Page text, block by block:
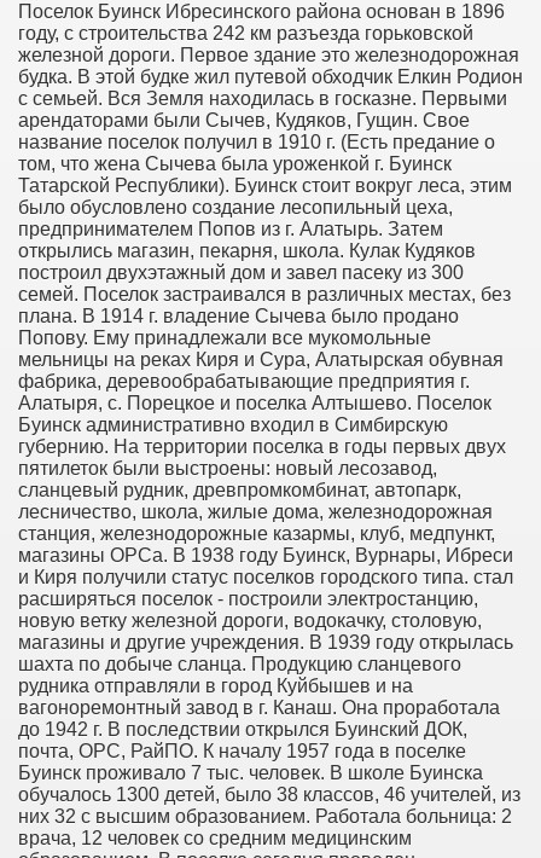
Поселок Буинск Ибресинского района основан в 1896
году, с строительства 242 км разъезда горьковской
железной дороги. Первое здание это железнодорожная
будка. В этой будке жил путевой обходчик Елкин Родион
с семьей. Вся Земля находилась в госказне. Первыми
арендаторами были Сычев, Кудяков, Гущин. Свое
название поселок получил в 1910 г. (Есть предание о
том, что жена Сычева была уроженкой г. Буинск
Татарской Республики). Буинск стоит вокруг леса, этим
было обусловлено создание лесопильный цеха,
предпринимателем Попов из г. Алатырь. Затем
открылись магазин, пекарня, школа. Кулак Кудяков
построил двухэтажный дом и завел пасеку из 300
семей. Поселок застраивался в различных местах, без
плана. В 1914 г. владение Сычева было продано
Попову. Ему принадлежали все мукомольные
мельницы на реках Киря и Сура, Алатырская обувная
фабрика, деревообрабатывающие предприятия г.
Алатыря, с. Порецкое и поселка Алтышево. Поселок
Буинск административно входил в Симбирскую
губернию. На территории поселка в годы первых двух
пятилеток были выстроены: новый лесозавод,
сланцевый рудник, древпромкомбинат, автопарк,
лесничество, школа, жилые дома, железнодорожная
станция, железнодорожные казармы, клуб, медпункт,
магазины ОРСа. В 1938 году Буинск, Вурнары, Ибреси
и Киря получили статус поселков городского типа. стал
расширяться поселок - построили электростанцию,
новую ветку железной дороги, водокачку, столовую,
магазины и другие учреждения. В 1939 году открылась
шахта по добыче сланца. Продукцию сланцевого
рудника отправляли в город Куйбышев и на
вагоноремонтный завод в г. Канаш. Она проработала
до 1942 г. В последствии открылся Буинский ДОК,
почта, ОРС, РайПО. К началу 1957 года в поселке
Буинск проживало 7 тыс. человек. В школе Буинска
обучалось 1300 детей, было 38 классов, 46 учителей, из
них 32 с высшим образованием. Работала больница: 2
врача, 12 человек со средним медицинским